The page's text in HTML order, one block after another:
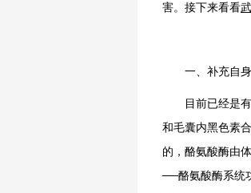
害。接下来看看
一、补充自身
目前已经是有
和毛囊内黑色素
的，酪氨酸酶由
──酪氨酸酶系统